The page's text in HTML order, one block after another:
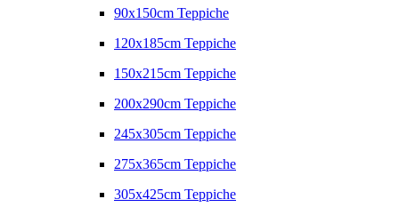
90x150cm Teppiche
120x185cm Teppiche
150x215cm Teppiche
200x290cm Teppiche
245x305cm Teppiche
275x365cm Teppiche
305x425cm Teppiche